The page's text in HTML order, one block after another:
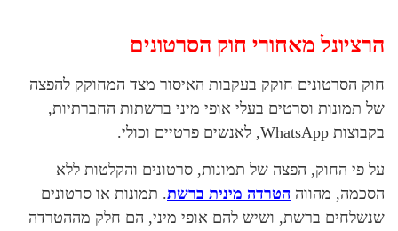
הרציונל מאחורי חוק הסרטונים
חוק הסרטונים חוקק בעקבות האיסור מצד המחוקק להפצה
של תמונות וסרטים בעלי אופי מיני ברשתות החברתיות,
בקבוצות WhatsApp, לאנשים פרטיים וכולי.
על פי החוק, הפצה של תמונות, סרטונים והקלטות ללא
הסכמה, מהווה הטרדה מינית ברשת. תמונות או סרטונים
שנשלחים ברשת, ושיש להם אופי מיני, הם חלק מההטרדה